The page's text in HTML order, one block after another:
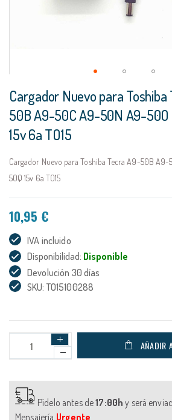
al
comienzo
de
la
galería
de
imágenes
Cargador Nuevo para
50B A9-50C A9-50N A9-
15v 6a TO15
Cargador Nuevo para Toshiba Tecra A9-50B
50Q 15v 6a TO15
10,95 €
IVA incluido
Disponibilidad: Disponible
Devolución 30 días
SKU: TO15100288
AÑADIR
Pídelo antes de17:00h y será
Mensajería Urgente